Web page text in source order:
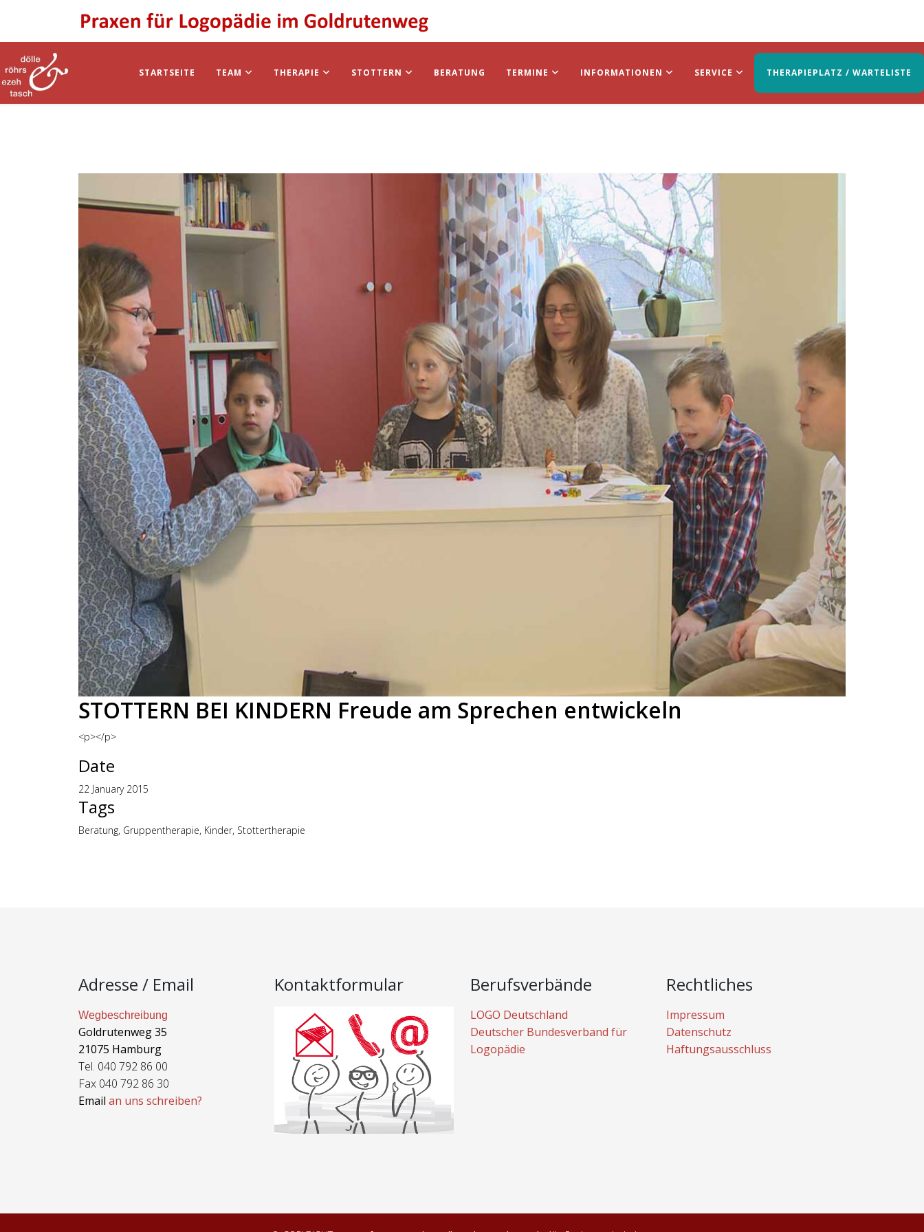
STARTSEITE TEAM THERAPIE STOTTERN BERATUNG TERMINE INFORMATIONEN SERVICE THERAPIEPLATZ / WARTELISTE
STOTTERN BEI KINDERN Freude am Sprechen entwickeln
<p></p>
Date
22 January 2015
Tags
Beratung, Gruppentherapie, Kinder, Stottertherapie
Adresse / Email
Wegbeschreibung
Goldrutenweg 35
21075 Hamburg
Tel. 040 792 86 00
Fax 040 792 86 30
Email an uns schreiben?
Kontaktformular Berufsverbände
LOGO Deutschland
Deutscher Bundesverband für
Logopädie
Rechtliches
Impressum
Datenschutz
Haftungsausschluss